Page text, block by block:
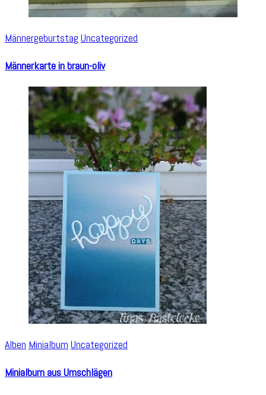
Männergeburtstag Uncategorized
Männerkarte in braun-oliv
Alben Minialbum Uncategorized
Minialbum aus Umschlägen